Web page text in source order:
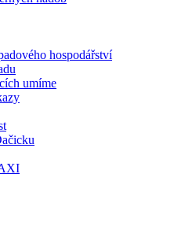
hospodářství
umíme